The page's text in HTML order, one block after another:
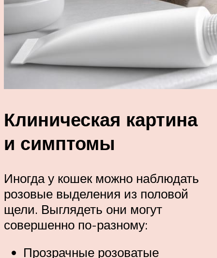
Клиническая картина
и симптомы
Иногда у кошек можно наблюдать
розовые выделения из половой
щели. Выглядеть они могут
совершенно по-разному:
Прозрачные розоватые